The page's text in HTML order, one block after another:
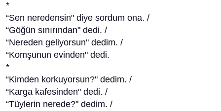
*
“Sen neredensin" diye sordum ona. /
“Göğün sınırından" dedi. /
“Nereden geliyorsun" dedim. /
“Komşunun evinden" dedi.
*
“Kimden korkuyorsun?" dedim. /
“Karga kafesinden" dedi. /
“Tüylerin nerede?" dedim. /